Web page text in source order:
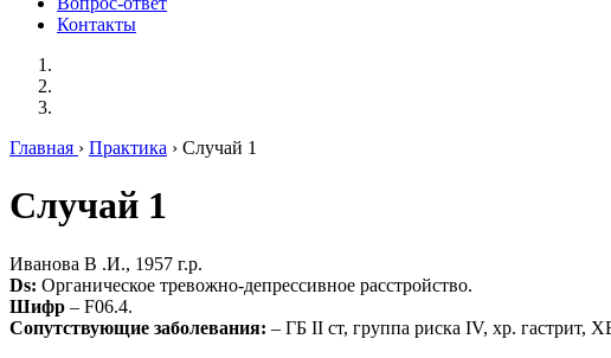
Контакты
Главная › Практика › Случай 1
Случай 1
Иванова В .И., 1957 г.р.
Ds: Органическое тревожно-депрессивное расстройство.
Шифр – F06.4.
Сопутствующие заболевания: – ГБ II ст, группа риска IV, хр. гастрит,